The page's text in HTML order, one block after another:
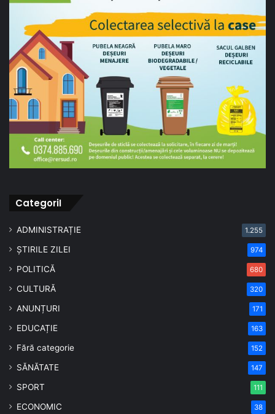
CategoriI
ADMINISTRAȚIE 1.255
ȘTIRILE ZILEI 974
POLITICĂ 680
CULTURĂ 320
ANUNȚURI 171
EDUCAȚIE 163
Fără categorie 152
SĂNĂTATE 147
SPORT 111
ECONOMIC 38